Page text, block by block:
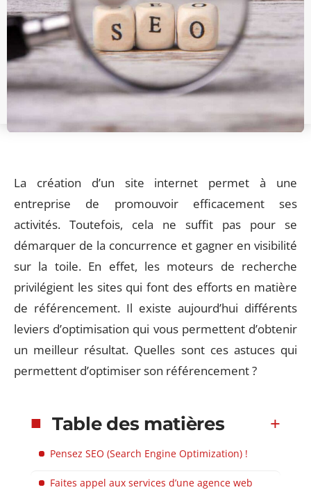
La création d’un site internet permet à une
entreprise de promouvoir efficacement ses
activités. Toutefois, cela ne suffit pas pour se
démarquer de la concurrence et gagner en visibilité
sur la toile. En effet, les moteurs de recherche
privilégient les sites qui font des efforts en matière
de référencement. Il existe aujourd’hui différents
leviers d’optimisation qui vous permettent d’obtenir
un meilleur résultat. Quelles sont ces astuces qui
permettent d’optimiser son référencement ?
Table des matières
Pensez SEO (Search Engine Optimization) !
Faites appel aux services d’une agence web